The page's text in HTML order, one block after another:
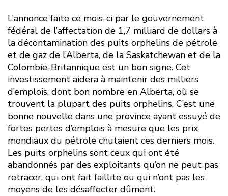
L’annonce faite ce mois-ci par le gouvernement
fédéral de l’affectation de 1,7 milliard de dollars à
la décontamination des puits orphelins de pétrole
et de gaz de l’Alberta, de la Saskatchewan et de la
Colombie-Britannique est un bon signe. Cet
investissement aidera à maintenir des milliers
d’emplois, dont bon nombre en Alberta, où se
trouvent la plupart des puits orphelins. C’est une
bonne nouvelle dans une province ayant essuyé de
fortes pertes d’emplois à mesure que les prix
mondiaux du pétrole chutaient ces derniers mois.
Les puits orphelins sont ceux qui ont été
abandonnés par des exploitants qu’on ne peut pas
retracer, qui ont fait faillite ou qui n’ont pas les
moyens de les désaffecter dûment.